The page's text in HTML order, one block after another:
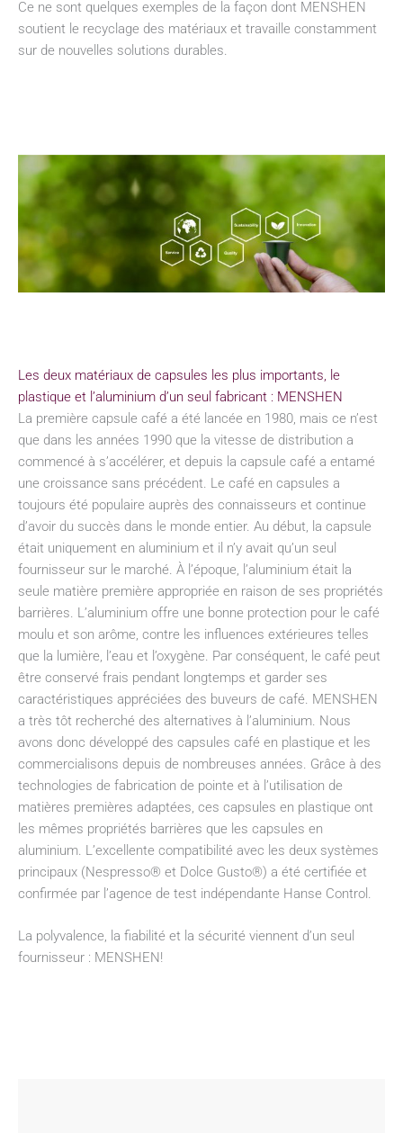
Ce ne sont quelques exemples de la façon dont MENSHEN
soutient le recyclage des matériaux et travaille constamment
sur de nouvelles solutions durables.
Les deux matériaux de capsules les plus importants, le
plastique et l’aluminium d’un seul fabricant : MENSHEN
La première capsule café a été lancée en 1980, mais ce n’est
que dans les années 1990 que la vitesse de distribution a
commencé à s’accélérer, et depuis la capsule café a entamé
une croissance sans précédent. Le café en capsules a
toujours été populaire auprès des connaisseurs et continue
d’avoir du succès dans le monde entier. Au début, la capsule
était uniquement en aluminium et il n’y avait qu’un seul
fournisseur sur le marché. À l’époque, l’aluminium était la
seule matière première appropriée en raison de ses propriétés
barrières. L’aluminium offre une bonne protection pour le café
moulu et son arôme, contre les influences extérieures telles
que la lumière, l’eau et l’oxygène. Par conséquent, le café peut
être conservé frais pendant longtemps et garder ses
caractéristiques appréciées des buveurs de café. MENSHEN
a très tôt recherché des alternatives à l’aluminium. Nous
avons donc développé des capsules café en plastique et les
commercialisons depuis de nombreuses années. Grâce à des
technologies de fabrication de pointe et à l’utilisation de
matières premières adaptées, ces capsules en plastique ont
les mêmes propriétés barrières que les capsules en
aluminium. L’excellente compatibilité avec les deux systèmes
principaux (Nespresso® et Dolce Gusto®) a été certifiée et
confirmée par l’agence de test indépendante Hanse Control.
La polyvalence, la fiabilité et la sécurité viennent d’un seul
fournisseur : MENSHEN!